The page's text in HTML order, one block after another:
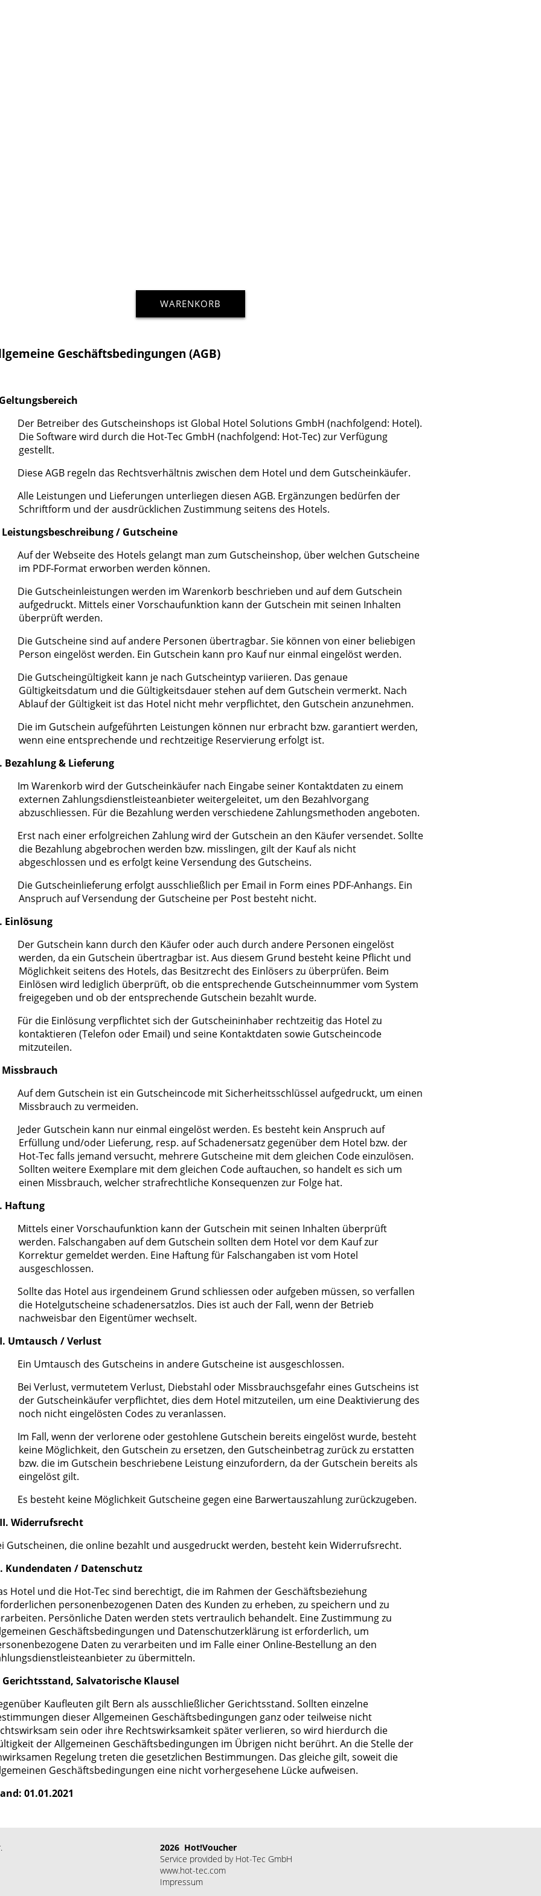
WARENKORB
Geschäftsbedingungen (AGB)
Der Betreiber des Gutscheinshops ist Global Hotel Solutions GmbH (nachfolgend: Hotel).
Die Software wird durch die Hot-Tec GmbH (nachfolgend: Hot-Tec) zur Verfügung
gestellt.
Diese AGB regeln das Rechtsverhältnis zwischen dem Hotel und dem Gutscheinkäufer.
Alle Leistungen und Lieferungen unterliegen diesen AGB. Ergänzungen bedürfen der
Schriftform und der ausdrücklichen Zustimmung seitens des Hotels.
Leistungsbeschreibung / Gutscheine
Auf der Webseite des Hotels gelangt man zum Gutscheinshop, über welchen Gutscheine
im PDF-Format erworben werden können.
Die Gutscheinleistungen werden im Warenkorb beschrieben und auf dem Gutschein
aufgedruckt. Mittels einer Vorschaufunktion kann der Gutschein mit seinen Inhalten
überprüft werden.
Die Gutscheine sind auf andere Personen übertragbar. Sie können von einer beliebigen
Person eingelöst werden. Ein Gutschein kann pro Kauf nur einmal eingelöst werden.
Die Gutscheingültigkeit kann je nach Gutscheintyp variieren. Das genaue
Gültigkeitsdatum und die Gültigkeitsdauer stehen auf dem Gutschein vermerkt. Nach
Ablauf der Gültigkeit ist das Hotel nicht mehr verpflichtet, den Gutschein anzunehmen.
Die im Gutschein aufgeführten Leistungen können nur erbracht bzw. garantiert werden,
wenn eine entsprechende und rechtzeitige Reservierung erfolgt ist.
Bezahlung & Lieferung
Im Warenkorb wird der Gutscheinkäufer nach Eingabe seiner Kontaktdaten zu einem
externen Zahlungsdienstleisteanbieter weitergeleitet, um den Bezahlvorgang
abzuschliessen. Für die Bezahlung werden verschiedene Zahlungsmethoden angeboten.
Erst nach einer erfolgreichen Zahlung wird der Gutschein an den Käufer versendet. Sollte
die Bezahlung abgebrochen werden bzw. misslingen, gilt der Kauf als nicht
abgeschlossen und es erfolgt keine Versendung des Gutscheins.
Die Gutscheinlieferung erfolgt ausschließlich per Email in Form eines PDF-Anhangs. Ein
Anspruch auf Versendung der Gutscheine per Post besteht nicht.
Einlösung
Der Gutschein kann durch den Käufer oder auch durch andere Personen eingelöst
werden, da ein Gutschein übertragbar ist. Aus diesem Grund besteht keine Pflicht und
Möglichkeit seitens des Hotels, das Besitzrecht des Einlösers zu überprüfen. Beim
Einlösen wird lediglich überprüft, ob die entsprechende Gutscheinnummer vom System
freigegeben und ob der entsprechende Gutschein bezahlt wurde.
Für die Einlösung verpflichtet sich der Gutscheininhaber rechtzeitig das Hotel zu
kontaktieren (Telefon oder Email) und seine Kontaktdaten sowie Gutscheincode
mitzuteilen.
Missbrauch
Auf dem Gutschein ist ein Gutscheincode mit Sicherheitsschlüssel aufgedruckt, um einen
Missbrauch zu vermeiden.
Jeder Gutschein kann nur einmal eingelöst werden. Es besteht kein Anspruch auf
Erfüllung und/oder Lieferung, resp. auf Schadenersatz gegenüber dem Hotel bzw. der
Hot-Tec falls jemand versucht, mehrere Gutscheine mit dem gleichen Code einzulösen.
Sollten weitere Exemplare mit dem gleichen Code auftauchen, so handelt es sich um
einen Missbrauch, welcher strafrechtliche Konsequenzen zur Folge hat.
Haftung
Mittels einer Vorschaufunktion kann der Gutschein mit seinen Inhalten überprüft
werden. Falschangaben auf dem Gutschein sollten dem Hotel vor dem Kauf zur
Korrektur gemeldet werden. Eine Haftung für Falschangaben ist vom Hotel
ausgeschlossen.
Sollte das Hotel aus irgendeinem Grund schliessen oder aufgeben müssen, so verfallen
die Hotelgutscheine schadenersatzlos. Dies ist auch der Fall, wenn der Betrieb
nachweisbar den Eigentümer wechselt.
Umtausch / Verlust
Ein Umtausch des Gutscheins in andere Gutscheine ist ausgeschlossen.
Bei Verlust, vermutetem Verlust, Diebstahl oder Missbrauchsgefahr eines Gutscheins ist
der Gutscheinkäufer verpflichtet, dies dem Hotel mitzuteilen, um eine Deaktivierung des
noch nicht eingelösten Codes zu veranlassen.
Im Fall, wenn der verlorene oder gestohlene Gutschein bereits eingelöst wurde, besteht
keine Möglichkeit, den Gutschein zu ersetzen, den Gutscheinbetrag zurück zu erstatten
bzw. die im Gutschein beschriebene Leistung einzufordern, da der Gutschein bereits als
eingelöst gilt.
Es besteht keine Möglichkeit Gutscheine gegen eine Barwertauszahlung zurückzugeben.
Widerrufsrecht
Gutscheinen, die online bezahlt und ausgedruckt werden, besteht kein Widerrufsrecht.
Kundendaten / Datenschutz
Hotel und die Hot-Tec sind berechtigt, die im Rahmen der Geschäftsbeziehung
personenbezogenen Daten des Kunden zu erheben, zu speichern und zu
Persönliche Daten werden stets vertraulich behandelt. Eine Zustimmung zu
Geschäftsbedingungen und Datenschutzerklärung ist erforderlich, um
Daten zu verarbeiten und im Falle einer Online-Bestellung an den
zu übermitteln.
Gerichtsstand, Salvatorische Klausel
Kaufleuten gilt Bern als ausschließlicher Gerichtsstand. Sollten einzelne
dieser Allgemeinen Geschäftsbedingungen ganz oder teilweise nicht
sein oder ihre Rechtswirksamkeit später verlieren, so wird hierdurch die
der Allgemeinen Geschäftsbedingungen im Übrigen nicht berührt. An die Stelle der
Regelung treten die gesetzlichen Bestimmungen. Das gleiche gilt, soweit die
Geschäftsbedingungen eine nicht vorhergesehene Lücke aufweisen.
01.01.2021
2026 Hot!Voucher
Service provided by Hot-Tec GmbH
www.hot-tec.com
Impressum